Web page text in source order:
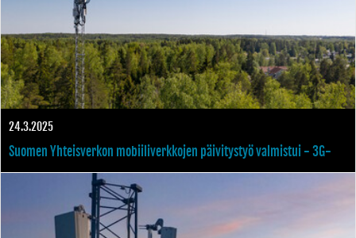
24.3.2025
Suomen Yhteisverkon mobiiliverkkojen päivitystyö valmistui - 3G-
tekniikalta vapautuneet taajuudet 4G-verkon käytössä